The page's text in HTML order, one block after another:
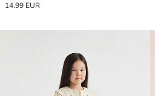
14.99 EUR